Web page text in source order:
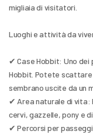
migliaia di visitatori.
Luoghi e attività da
✔ Case Hobbit: Uno dei
Hobbit. Potete
sembrano uscite da un
✔ Area naturale di vita:
cervi, gazzelle, pony e
✔ Percorsi per